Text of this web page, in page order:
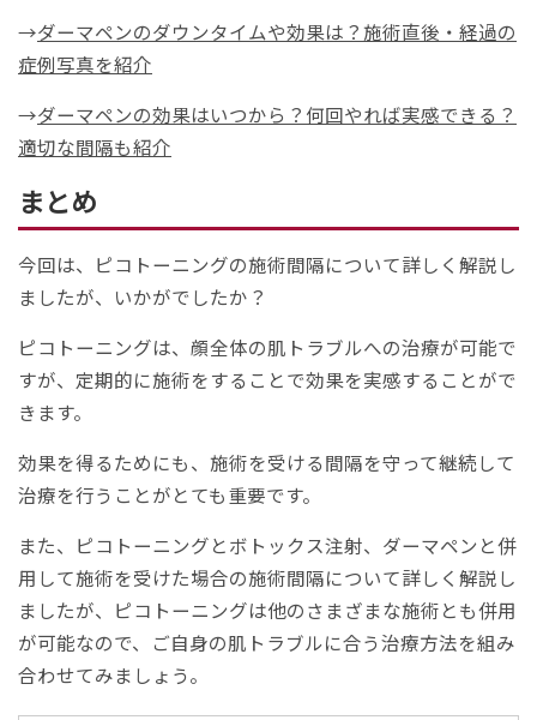
→ダーマペンのダウンタイムや効果は？施術直後・経過の
症例写真を紹介
→ダーマペンの効果はいつから？何回やれば実感できる？
適切な間隔も紹介
まとめ
今回は、ピコトーニングの施術間隔について詳しく解説し
ましたが、いかがでしたか？
ピコトーニングは、顔全体の肌トラブルへの治療が可能で
すが、定期的に施術をすることで効果を実感することがで
きます。
効果を得るためにも、施術を受ける間隔を守って継続して
治療を行うことがとても重要です。
また、ピコトーニングとボトックス注射、ダーマペンと併
用して施術を受けた場合の施術間隔について詳しく解説し
ましたが、ピコトーニングは他のさまざまな施術とも併用
が可能なので、ご自身の肌トラブルに合う治療方法を組み
合わせてみましょう。